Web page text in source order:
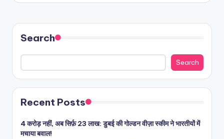
Search
Search
Recent Posts
4 करोड़ नहीं, अब सिर्फ़ 23 लाख: डुबई की गोल्डन वीज़ा स्कीम ने भारतीयों में
मचाया बवाल!